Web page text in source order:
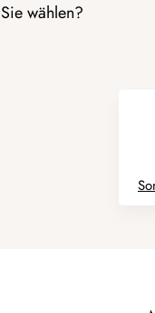
wählen?
P